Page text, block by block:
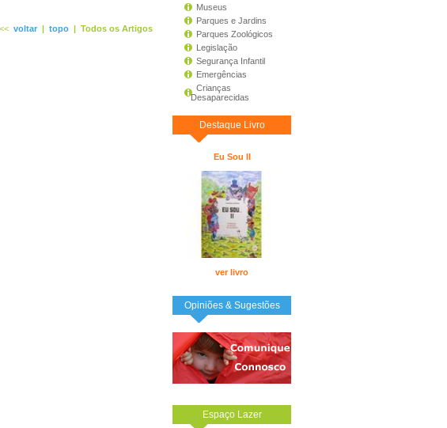
Museus
Parques e Jardins
Parques Zoológicos
Legislação
Segurança Infantil
Emergências
Crianças
Desaparecidas
Destaque Livro
Eu Sou II
ver livro
Opiniões & Sugestões
Espaço Lazer
<< voltar | topo | Todos os Artigos